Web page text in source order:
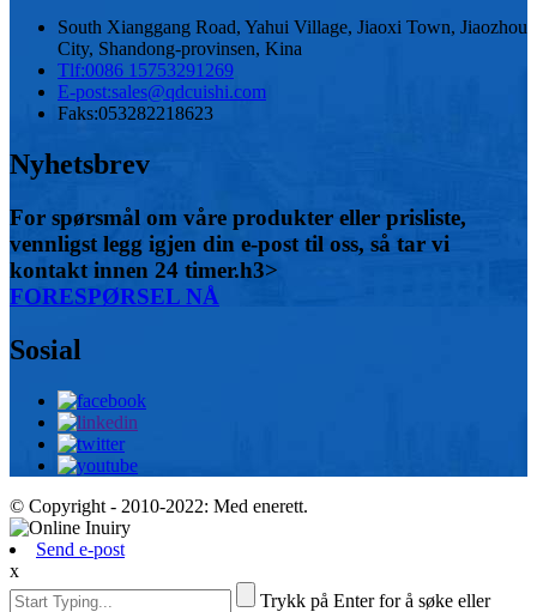
South Xianggang Road, Yahui Village, Jiaoxi Town, Jiaozhou
City, Shandong-provinsen, Kina
Tlf:0086 15753291269
E-post:sales@qdcuishi.com
Faks:053282218623
Nyhetsbrev
For spørsmål om våre produkter eller prisliste,
vennligst legg igjen din e-post til oss, så tar vi
kontakt innen 24 timer.h3>
FORESPØRSEL NÅ
Sosial
© Copyright - 2010-2022: Med enerett.
Send e-post
x
Trykk på Enter for å søke eller